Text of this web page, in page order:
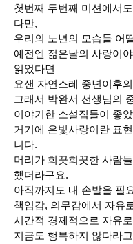
첫번째 두번째 미션에서
다만,
우리의 노년의 모습들 어
예전엔 젊은날의 사랑이
읽었다면
요샌 자연스레 중년이후
그래서 박완서 선생님의
이야기한 소설집들이 좋
거기에 은빛사랑이란 표
니다.
머리가 희끗희끗한 사람
했더라구요.
아직까지도 내 손발을 필
책임감, 의무감에서 자유
시간적 경제적으로 자유
지금도 행복하지 않다라